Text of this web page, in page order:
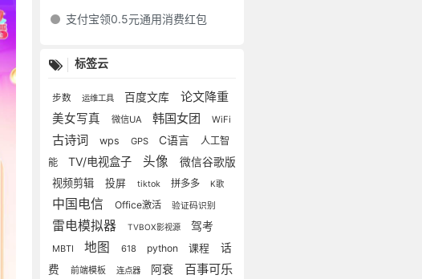
支付宝领0.5元通用消费红包
标签云
步数 运维工具 百度文库 论文降重
美女写真 微信UA 韩国女团 WiFi
古诗词 wps GPS C语言
人工智
能
TV/电视盒子 头像
微信谷歌版
视频剪辑
投屏 tiktok 拼多多 K歌
中国电信 Office激活 验证码识别
雷电模拟器 TVBOX影视源 驾考
MBTI 地图 618 python 课程
话
费
前端模板 连点器 阿衰 百事可乐